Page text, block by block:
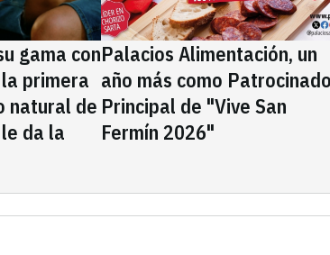
gama con
primera
natural de
da la
Palacios Alimentación, un
año más como
Principal de "Vive San
Fermín 2026"